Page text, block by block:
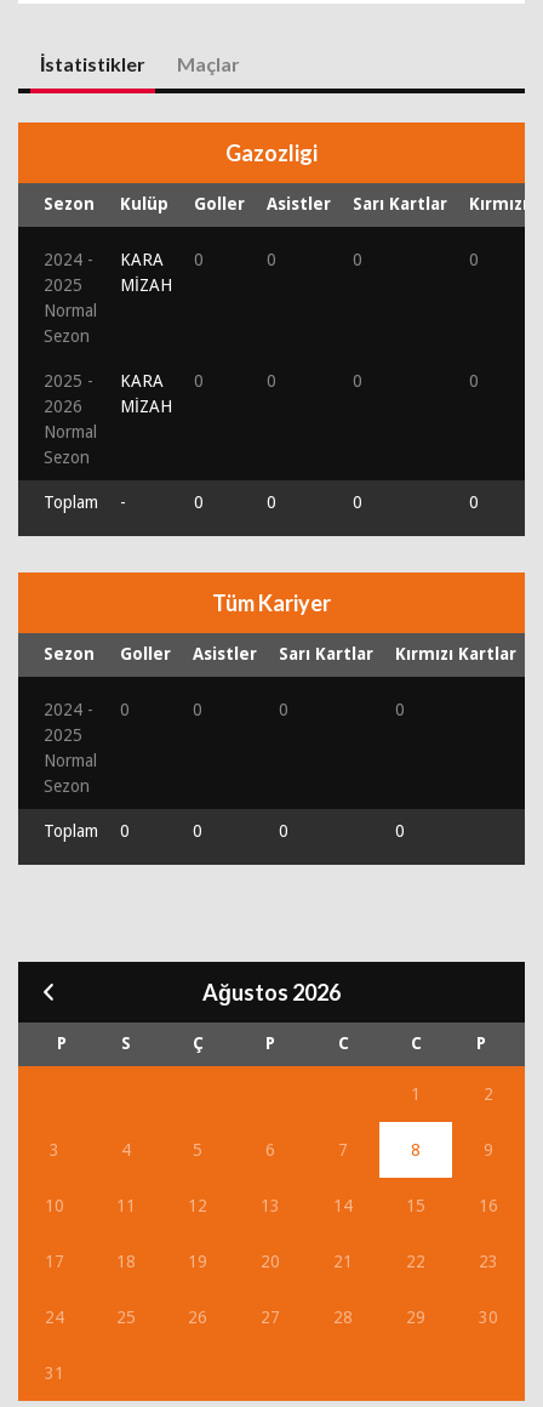
İstatistikler Maçlar
Gazozligi
Sezon Kulüp Goller Asistler Sarı Kartlar Kırmızı
2024 -
2025
Normal
Sezon
KARA
MİZAH
0 0 0 0
2025 -
2026
Normal
Sezon
KARA
MİZAH
0 0 0 0
Toplam - 0 0 0 0
Tüm Kariyer
Sezon Goller Asistler Sarı Kartlar Kırmızı Kartlar
2024 -
2025
Normal
Sezon
0 0 0 0
Toplam 0 0 0 0
Ağustos 2026
P S Ç P C C P
1 2
3 4 5 6 7 8 9
10 11 12 13 14 15 16
17 18 19 20 21 22 23
24 25 26 27 28 29 30
31